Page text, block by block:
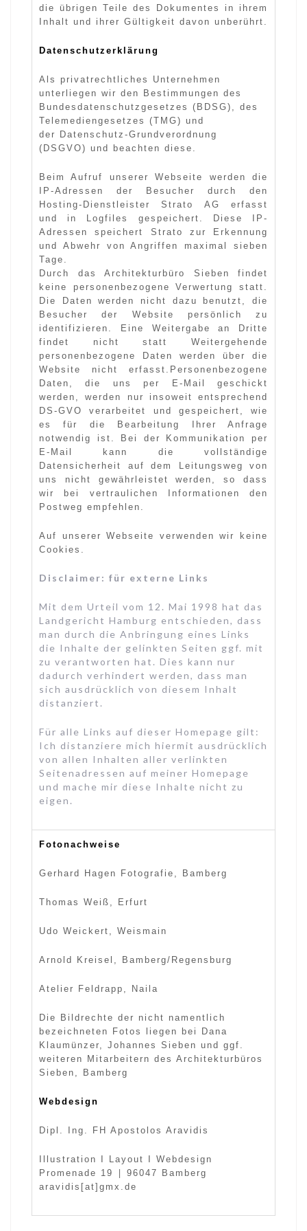
die übrigen Teile des Dokumentes in ihrem
Inhalt und ihrer Gültigkeit davon unberührt.
Datenschutzerklärung
Als privatrechtliches Unternehmen
unterliegen wir den Bestimmungen des
Bundesdatenschutzgesetzes (BDSG), des
Telemediengesetzes (TMG) und
der Datenschutz-Grundverordnung
(DSGVO) und beachten diese.
Beim Aufruf unserer Webseite werden die
IP-Adressen der Besucher durch den
Hosting-Dienstleister Strato AG erfasst
und in Logfiles gespeichert. Diese IP-
Adressen speichert Strato zur Erkennung
und Abwehr von Angriffen maximal sieben
Tage.
Durch das Architekturbüro Sieben findet
keine personenbezogene Verwertung statt.
Die Daten werden nicht dazu benutzt, die
Besucher der Website persönlich zu
identifizieren. Eine Weitergabe an Dritte
findet nicht statt Weitergehende
personenbe­zogene Daten werden über die
Website nicht erfasst.Personenbezogene
Daten, die uns per E-Mail geschickt
werden, werden nur insoweit entsprechend
DS-GVO ver­arbeitet und gespeichert, wie
es für die Bearbeitung Ihrer Anfrage
notwendig ist. Bei der Kommunikation per
E-Mail kann die vollständige
Datensicherheit auf dem Leitungsweg von
uns nicht gewährleistet werden, so dass
wir bei vertraulichen Informationen den
Postweg empfehlen.
Auf unserer Webseite verwenden wir keine
Cookies.
Disclaimer: für externe Links
Mit dem Urteil vom 12. Mai 1998 hat das
Landgericht Hamburg entschieden, dass
man durch die Anbringung eines Links
die Inhalte der gelinkten Seiten ggf. mit
zu verantworten hat. Dies kann nur
dadurch verhindert werden, dass man
sich ausdrücklich von diesem Inhalt
distanziert.
Für alle Links auf dieser Homepage gilt:
Ich distanziere mich hiermit ausdrücklich
von allen Inhalten aller verlinkten
Seitenadressen auf meiner Homepage
und mache mir diese Inhalte nicht zu
eigen.
Fotonachweise
Gerhard Hagen Fotografie, Bamberg
Thomas Weiß, Erfurt
Udo Weickert, Weismain
Arnold Kreisel, Bamberg/Regensburg
Atelier Feldrapp, Naila
Die Bildrechte der nicht namentlich
bezeichneten Fotos liegen bei Dana
Klaumünzer, Johannes Sieben und ggf.
weiteren Mitarbeitern des Architekturbüros
Sieben, Bamberg
Webdesign
Dipl. Ing. FH Apostolos Aravidis
Illustration I Layout I Webdesign
Promenade 19
| 96047 Bamberg
aravidis[at]gmx.de